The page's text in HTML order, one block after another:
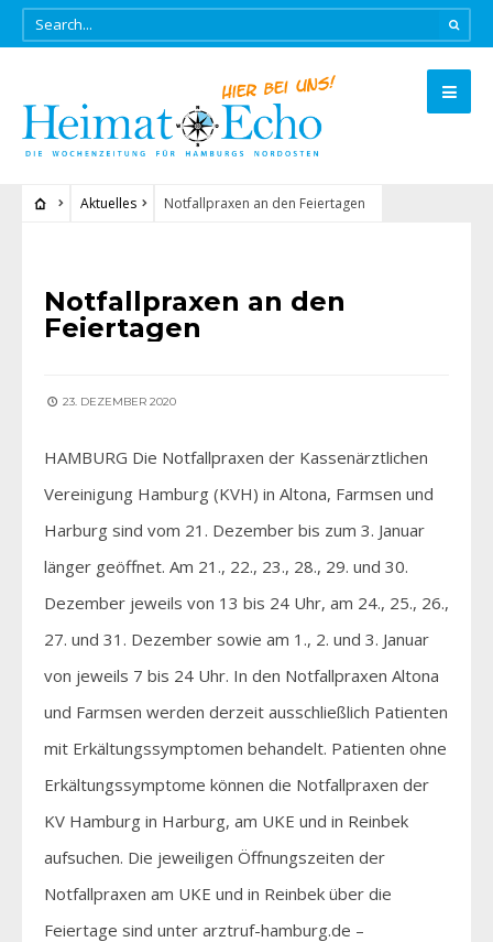
Aktuelles Notfallpraxen an den Feiertagen
Notfallpraxen an den
Feiertagen
23. DEZEMBER 2020
HAMBURG Die Notfallpraxen der Kassenärztlichen
Vereinigung Hamburg (KVH) in Altona, Farmsen und
Harburg sind vom 21. Dezember bis zum 3. Januar
länger geöffnet. Am 21., 22., 23., 28., 29. und 30.
Dezember jeweils von 13 bis 24 Uhr, am 24., 25., 26.,
27. und 31. Dezember sowie am 1., 2. und 3. Januar
von jeweils 7 bis 24 Uhr. In den Notfallpraxen Altona
und Farmsen werden derzeit ausschließlich Patienten
mit Erkältungssymptomen behandelt. Patienten ohne
Erkältungssymptome können die Notfallpraxen der
KV Hamburg in Harburg, am UKE und in Reinbek
aufsuchen. Die jeweiligen Öffnungszeiten der
Notfallpraxen am UKE und in Reinbek über die
Feiertage sind unter arztruf-hamburg.de –